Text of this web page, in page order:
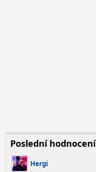
Poslední hodnocení
Hergi